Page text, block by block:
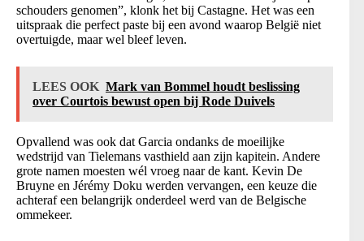
schouders genomen”, klonk het bij Castagne. Het was een
uitspraak die perfect paste bij een avond waarop België niet
overtuigde, maar wel bleef leven.
LEES OOK Mark van Bommel houdt beslissing
over Courtois bewust open bij Rode Duivels
Opvallend was ook dat Garcia ondanks de moeilijke
wedstrijd van Tielemans vasthield aan zijn kapitein. Andere
grote namen moesten wél vroeg naar de kant. Kevin De
Bruyne en Jérémy Doku werden vervangen, een keuze die
achteraf een belangrijk onderdeel werd van de Belgische
ommekeer.